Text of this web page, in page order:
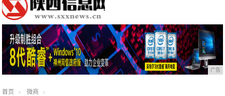
广告
首页 微商